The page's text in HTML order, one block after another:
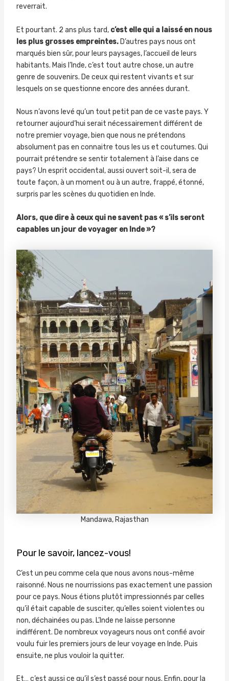
reverrait.
Et pourtant. 2 ans plus tard, c’est elle qui a laissé en nous
les plus grosses empreintes.D’autres pays nous ont
marqués bien sûr, pour leurs paysages, l’accueil de leurs
habitants. Mais l’Inde, c’est tout autre chose, un autre
genre de souvenirs. De ceux qui restent vivants et sur
lesquels on se questionne encore des années durant.
Nous n’avons levé qu’un tout petit pan de ce vaste pays. Y
retourner aujourd’hui serait nécessairement différent de
notre premier voyage, bien que nous ne prétendons
absolument pas en connaitre tous les us et coutumes. Qui
pourrait prétendre se sentir totalement à l’aise dans ce
pays? Un esprit occidental, aussi ouvert soit-il, sera de
toute façon, à un moment ou à un autre, frappé, étonné,
surpris par les scènes du quotidien en Inde.
Alors, que dire à ceux qui ne savent pas « s’ils seront
capables un jour de voyager en Inde »?
Mandawa, Rajasthan
Pour le savoir, lancez-vous!
C’est un peu comme cela que nous avons nous-même
raisonné. Nous ne nourrissions pas exactement une passion
pour ce pays. Nous étions plutôt impressionnés par celles
qu’il était capable de susciter, qu’elles soient violentes ou
non, déchainées ou pas. L’Inde ne laisse personne
indifférent. De nombreux voyageurs nous ont confié avoir
voulu fuir les premiers jours de leur voyage en Inde. Puis
ensuite, ne plus vouloir la quitter.
Et… c’est aussi ce qu’il s’est passé pour nous. Enfin, pour la